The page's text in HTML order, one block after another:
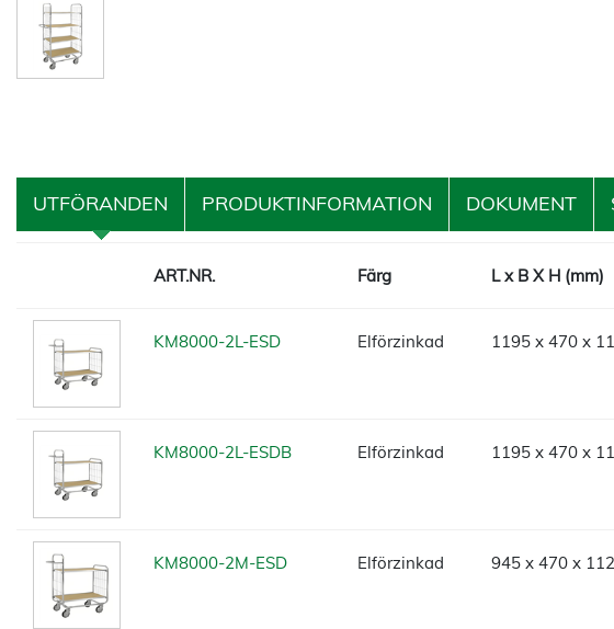
UTFÖRANDEN PRODUKTINFORMATION DOKUMENT
ART.NR. Färg L x B X H (mm)
KM8000-2L-ESD Elförzinkad 1195 x 470 x
KM8000-2L-ESDB Elförzinkad 1195 x 470 x
KM8000-2M-ESD Elförzinkad 945 x 470 x